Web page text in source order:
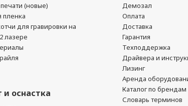
(новые)
для гравировки на
лазере
оснастка
Демозал
Оплата
Доставка
Гарантия
Техподдержка
Драйвера и
Лизинг
Аренда
Каталог по брендам
Словарь терминов